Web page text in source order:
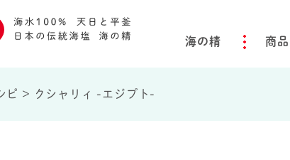
海の精 商品
ピ > クシャリィ -エジプト-